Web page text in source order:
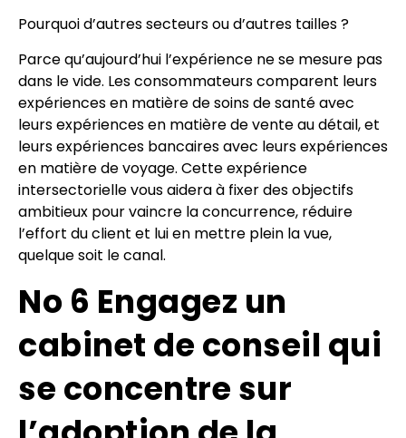
Pourquoi d’autres secteurs ou d’autres tailles ?
Parce qu’aujourd’hui l’expérience ne se mesure pas
dans le vide. Les consommateurs comparent leurs
expériences en matière de soins de santé avec
leurs expériences en matière de vente au détail, et
leurs expériences bancaires avec leurs expériences
en matière de voyage. Cette expérience
intersectorielle vous aidera à fixer des objectifs
ambitieux pour vaincre la concurrence, réduire
l’effort du client et lui en mettre plein la vue,
quelque soit le canal.
No 6 Engagez un
cabinet de conseil qui
se concentre sur